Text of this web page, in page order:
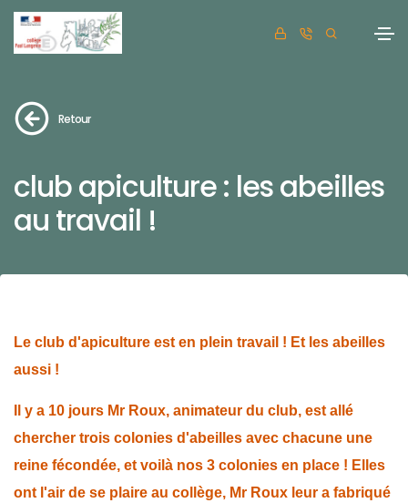
Retour
club apiculture : les abeilles
au travail !
Le club d'apiculture est en plein travail ! Et les abeilles
aussi !
Il y a 10 jours Mr Roux, animateur du club, est allé
chercher trois colonies d'abeilles avec chacune une
reine fécondée, et voilà nos 3 colonies en place ! Elles
ont l'air de se plaire au collège, Mr Roux leur a fabriqué